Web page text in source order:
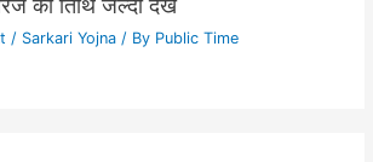
/ Sarkari Yojna/ By Public Time